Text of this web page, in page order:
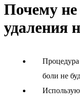
Почему не
удаления
Процедура
боли не